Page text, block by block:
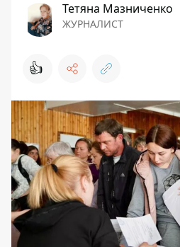
Тетяна Мазниченко
ЖУРНАЛИСТ
👍